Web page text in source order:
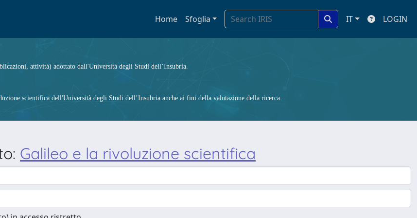
Home Sfoglia IT LOGIN
attività) adottato dall'Università degli Studi dell’Insubria.
scientifica dell'Università degli Studi dell’Insubria anche ai fini della valutazione della ricerca.
Galileo e la rivoluzione scientifica